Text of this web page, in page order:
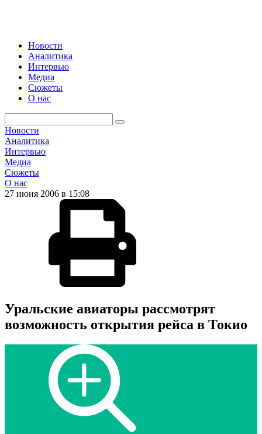
Новости
Аналитика
Интервью
Медиа
Сюжеты
О нас
Новости
Аналитика
Интервью
Медиа
Сюжеты
О нас
27 июня 2006 в 15:08
Уральские авиаторы рассмотрят
возможность открытия рейса в Токио